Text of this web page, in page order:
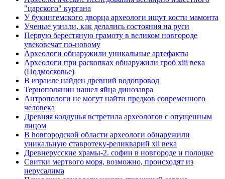
"царского" кургана
У букингемского дворца археологи ищут кости мамонта
Ученые узнали, как делались состояния на руси
Первую берестяную грамоту в великом новгороде
увековечат по-новому
Археологи обнаружили уникальные артефакты
Археологи при раскопках обнаружили гроб xiii века
(Подмосковье)
В израиле найден древний водопровод
Тернополянин нашел яйца динозавра
Антропологи не могут найти предков современного
человека
Древняя колдунья встретила археологов с опущенным
лицом
В hовгородской области археологи обнаружили
уникальную ставротеку-реликварий xii века
Древнерусские храмы-2. софии в новгороде и полоцке
Свитки мертвого моря, возможно, происходят из
иерусалима